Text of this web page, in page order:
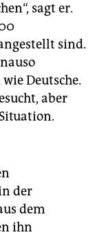
sagt er.
sind.
Deutsche.
aber
der
dem
ihn